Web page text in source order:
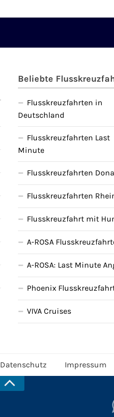
Beliebte
Flusskreuzfahrten in
Deutschland
Flusskreuzfahrten Last
Minute
Flusskreuzfahrten
Flusskreuzfahrten
Flusskreuzfahrt mit
A-ROSA
A-ROSA: Last Minute
Phoenix
VIVA Cruises
Datenschutz Impressum